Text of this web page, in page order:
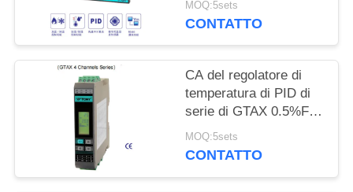
POLICY
TH RS485 4loops ha
MOQ:5sets
CONTATTO
CA del regolatore di
temperatura di PID di
serie di GTAX 0.5%FS
RS485/dc 100 - 240V
MOQ:5sets
CONTATTO